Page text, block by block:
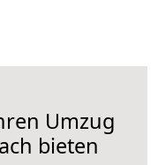
Umzug
bieten